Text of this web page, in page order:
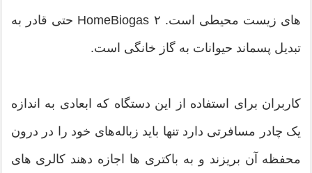
های زیست محیطی است. HomeBiogas ۲ حتی قادر به
تبدیل پسماند حیوانات به گاز خانگی است.
کاربران برای استفاده از این دستگاه که ابعادی به اندازه
یک چادر مسافرتی دارد تنها باید زباله‌های خود را در درون
محفظه آن بریزند و به باکتری ها اجازه دهند کالری های